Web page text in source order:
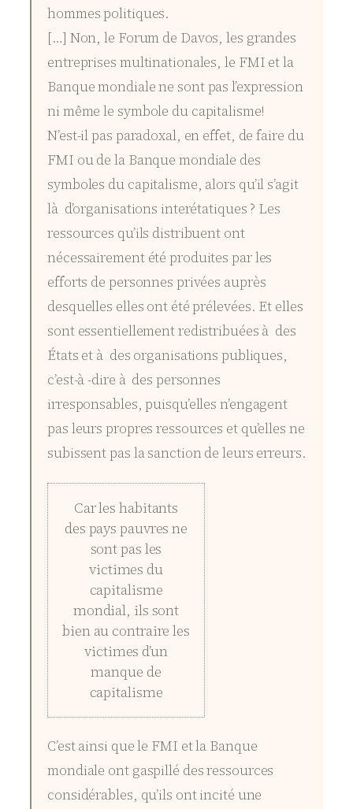
hommes politiques.
[…] Non, le Forum de Davos, les grandes
entreprises multinationales, le FMI et la
Banque mondiale ne sont pas l’expression
ni même le symbole du capitalisme!
N’est-il pas paradoxal, en effet, de faire du
FMI ou de la Banque mondiale des
symboles du capitalisme, alors qu’il s’agit
là d’organisations interétatiques ? Les
ressources qu’ils distribuent ont
nécessairement été produites par les
efforts de personnes privées auprès
desquelles elles ont été prélevées. Et elles
sont essentiellement redistribuées à des
États et à des organisations publiques,
c’est-à -dire à des personnes
irresponsables, puisqu’elles n’engagent
pas leurs propres ressources et qu’elles ne
subissent pas la sanction de leurs erreurs.
Car les habitants
des pays pauvres ne
sont pas les
victimes du
capitalisme
mondial, ils sont
bien au contraire les
victimes d’un
manque de
capitalisme
C’est ainsi que le FMI et la Banque
mondiale ont gaspillé des ressources
considérables, qu’ils ont incité une